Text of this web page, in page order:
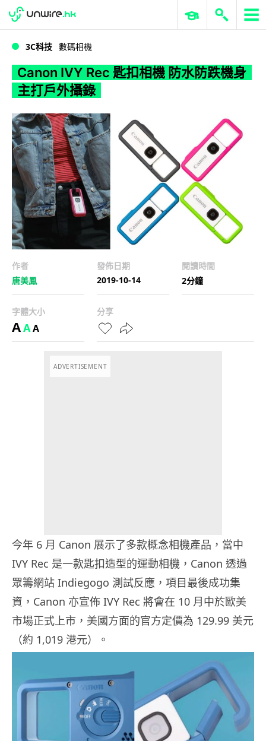
WWDC 2026 ERP 與商業 AI
3C科技 數碼相機
Canon IVY Rec 匙扣相機 防水防跌機身
主打戶外攝錄
作者
唐美鳳
發佈日期
2019-10-14
閱讀時間
2分鐘
字體大小
AAA
分享
ADVERTISEMENT
今年 6 月 Canon 展示了多款概念相機產品，當中
IVY Rec 是一款匙扣造型的運動相機，Canon 透過
眾籌網站 Indiegogo 測試反應，項目最後成功集
資，Canon 亦宣佈 IVY Rec 將會在 10 月中於歐美
市場正式上市，美國方面的官方定價為 129.99 美元
（約 1,019 港元）。